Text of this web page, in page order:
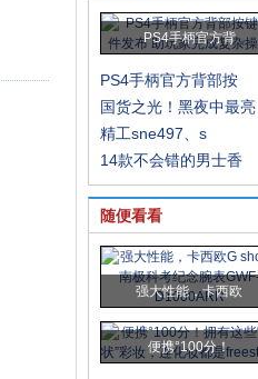
PS4手柄官方背
PS4手柄官方背部按
国货之光！黑夜中最亮
精工sne497、s
14款不会错的男士香
随便看看
强大性能，卡西欧
便携°100分！